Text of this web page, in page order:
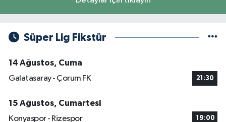
Süper Lig Fikstür
14 Ağustos, Cuma
Galatasaray - Çorum FK
21:30
15 Ağustos, Cumartesi
Konyaspor - Rizespor
19:00